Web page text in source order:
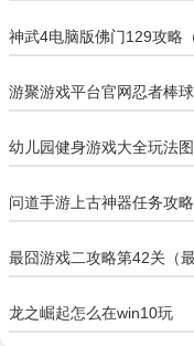
神武4电脑版佛门129攻略
游聚游戏平台官网忍者棒
幼儿园健身游戏大全玩法
问道手游上古神器任务攻
最囧游戏二攻略第42关（
龙之崛起怎么在win10玩